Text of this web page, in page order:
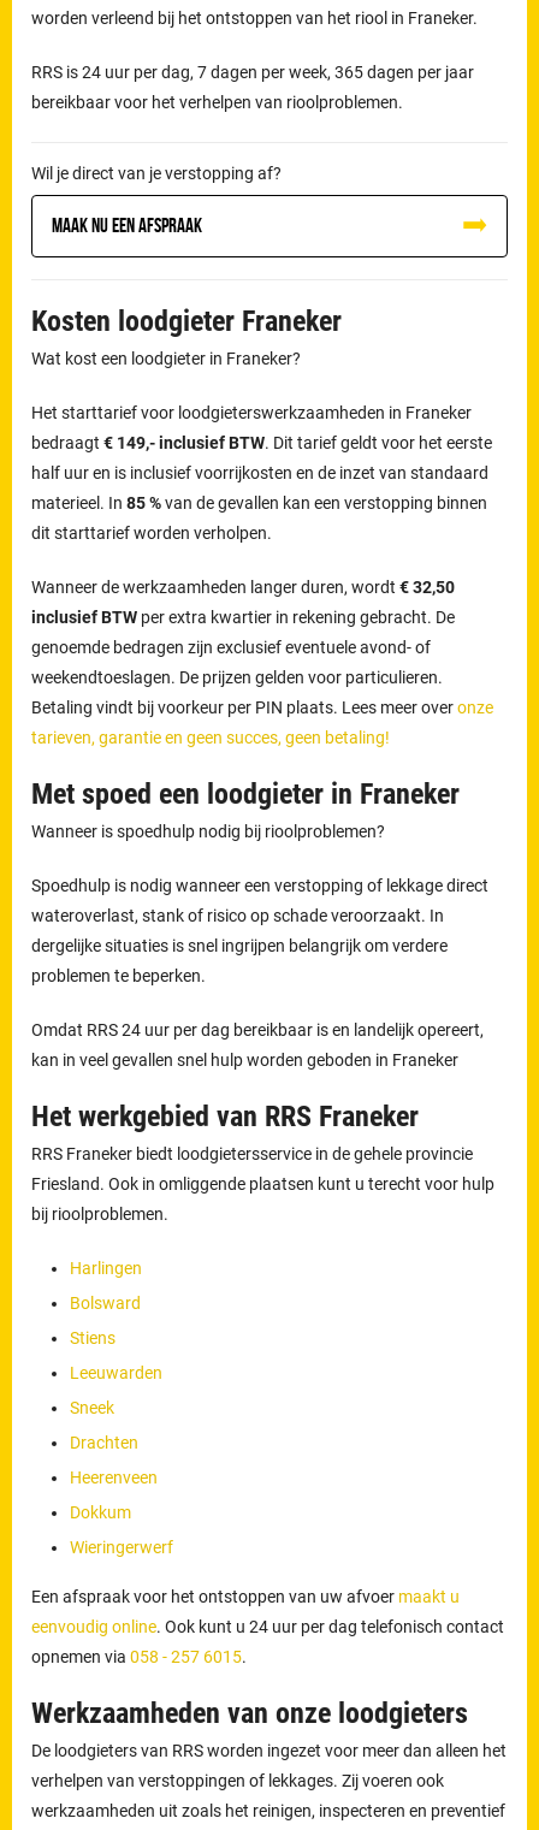
worden verleend bij het ontstoppen van het riool in Franeker.
RRS is 24 uur per dag, 7 dagen per week, 365 dagen per jaar
bereikbaar voor het verhelpen van rioolproblemen.
Wil je direct van je verstopping af?
Maak nu een afspraak
Kosten loodgieter Franeker
Wat kost een loodgieter in Franeker?
Het starttarief voor loodgieterswerkzaamheden in Franeker
bedraagt€ 149,- inclusief BTW. Dit tarief geldt voor het eerste
half uur en is inclusief voorrijkosten en de inzet van standaard
materieel. In85 %van de gevallen kan een verstopping binnen
dit starttarief worden verholpen.
Wanneer de werkzaamheden langer duren, wordt€ 32,50
inclusief BTW per extra kwartier in rekening gebracht. De
genoemde bedragen zijn exclusief eventuele avond- of
weekendtoeslagen. De prijzen gelden voor particulieren.
Betaling vindt bij voorkeur per PIN plaats. Lees meer overonze
tarieven, garantie en geen succes, geen betaling!
Met spoed een loodgieter in Franeker
Wanneer is spoedhulp nodig bij rioolproblemen?
Spoedhulp is nodig wanneer een verstopping of lekkage direct
wateroverlast, stank of risico op schade veroorzaakt. In
dergelijke situaties is snel ingrijpen belangrijk om verdere
problemen te beperken.
Omdat RRS 24 uur per dag bereikbaar is en landelijk opereert,
kan in veel gevallen snel hulp worden geboden in Franeker
Het werkgebied van RRS Franeker
RRS Franeker biedt loodgietersservice in de gehele provincie
Friesland. Ook in omliggende plaatsen kunt u terecht voor hulp
bij rioolproblemen.
Harlingen
Bolsward
Stiens
Leeuwarden
Sneek
Drachten
Heerenveen
Dokkum
Wieringerwerf
Een afspraak voor het ontstoppen van uw afvoer maakt u
eenvoudig online. Ook kunt u 24 uur per dag telefonisch contact
opnemen via058 - 257 6015.
Werkzaamheden van onze loodgieters
De loodgieters van RRS worden ingezet voor meer dan alleen het
verhelpen van verstoppingen of lekkages. Zij voeren ook
werkzaamheden uit zoals het reinigen, inspecteren en preventief